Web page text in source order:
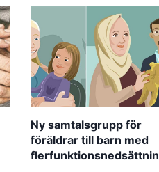
Ny samtalsgrupp för
föräldrar till barn med